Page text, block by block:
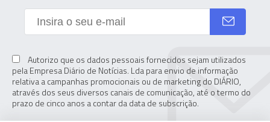
Autorizo que os dados pessoais fornecidos sejam utilizados
pela Empresa Diário de Notícias. Lda para envio de informação
relativa a campanhas promocionais ou de marketing do DIÁRIO,
através dos seus diversos canais de comunicação, até o termo do
prazo de cinco anos a contar da data de subscrição.